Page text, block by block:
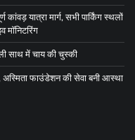
यात्रा मार्ग, सभी पार्किंग स्थलों
मॉनिटरिंग
साथ में चाय की चुस्की
अस्मिता फाउंडेशन की सेवा बनी आस्था